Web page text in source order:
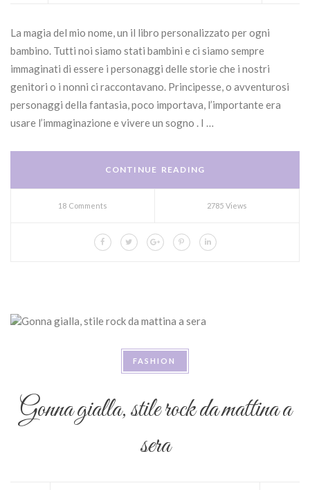
La magia del mio nome, un il libro personalizzato per ogni
bambino. Tutti noi siamo stati bambini e ci siamo sempre
immaginati di essere i personaggi delle storie che i nostri
genitori o i nonni ci raccontavano. Principesse, o avventurosi
personaggi della fantasia, poco importava, l’importante era
usare l’immaginazione e vivere un sogno . I …
CONTINUE READING
18 Comments 2785 Views
FASHION
Gonna gialla, stile rock da mattina a
sera